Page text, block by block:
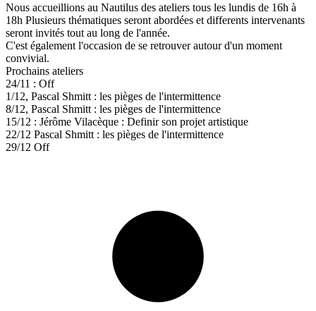
Nous accueillions au Nautilus des ateliers tous les lundis de 16h à
18h Plusieurs thématiques seront abordées et differents intervenants
seront invités tout au long de l'année.
C'est également l'occasion de se retrouver autour d'un moment
convivial.
Prochains ateliers
24/11 : Off
1/12, Pascal Shmitt : les pièges de l'intermittence
8/12, Pascal Shmitt : les pièges de l'intermittence
15/12 : Jérôme Vilacèque : Definir son projet artistique
22/12 Pascal Shmitt : les pièges de l'intermittence
29/12 Off